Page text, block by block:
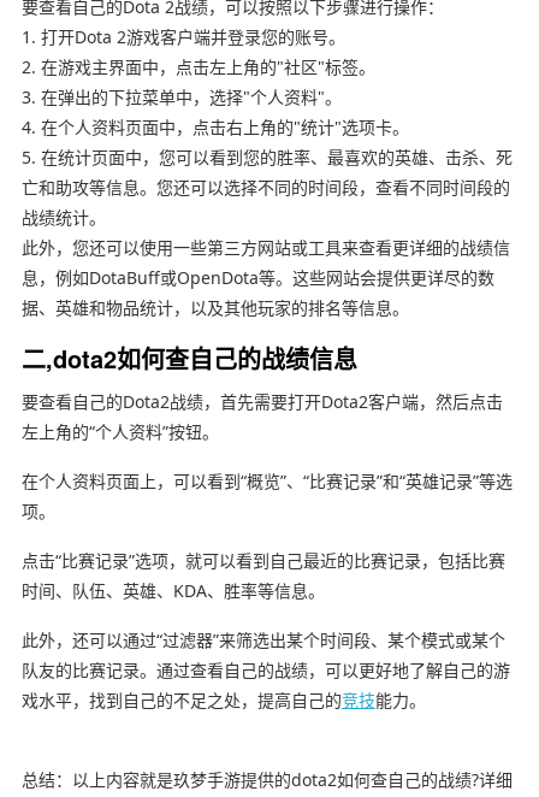
要查看自己的Dota 2战绩，可以按照以下步骤进行操作：
1. 打开Dota 2游戏客户端并登录您的账号。
2. 在游戏主界面中，点击左上角的"社区"标签。
3. 在弹出的下拉菜单中，选择"个人资料"。
4. 在个人资料页面中，点击右上角的"统计"选项卡。
5. 在统计页面中，您可以看到您的胜率、最喜欢的英雄、击杀、死
亡和助攻等信息。您还可以选择不同的时间段，查看不同时间段的
战绩统计。
此外，您还可以使用一些第三方网站或工具来查看更详细的战绩信
息，例如DotaBuff或OpenDota等。这些网站会提供更详尽的数
据、英雄和物品统计，以及其他玩家的排名等信息。
二,dota2如何查自己的战绩信息
要查看自己的Dota2战绩，首先需要打开Dota2客户端，然后点击
左上角的“个人资料”按钮。
在个人资料页面上，可以看到“概览”、“比赛记录”和“英雄记录”等选
项。
点击“比赛记录”选项，就可以看到自己最近的比赛记录，包括比赛
时间、队伍、英雄、KDA、胜率等信息。
此外，还可以通过“过滤器”来筛选出某个时间段、某个模式或某个
队友的比赛记录。通过查看自己的战绩，可以更好地了解自己的游
戏水平，找到自己的不足之处，提高自己的竞技能力。
总结：以上内容就是玖梦手游提供的dota2如何查自己的战绩?详细